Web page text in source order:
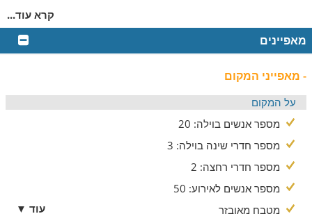
פנים הוילה
ומערכת קריוקי. מטבח הוילה מאובזר במלואו וכולל את כל הציוד
סועדים. אורחי הוילה רשאים להשתמש באינטרנט האלחוטי הקיים
במקום.
המטבח
קרא עוד...
מאפיינים
- מאפייני המקום
על המקום
מספר אנשים בוילה: 20
מספר חדרי שינה בוילה: 3
מספר חדרי רחצה: 2
מספר אנשים לאירוע: 50
מטבח מאובזר
עוד ▼